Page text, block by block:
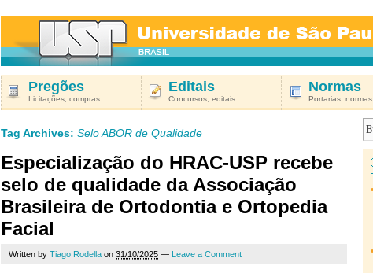
Pregões
Licitações, compras
Editais
Concursos, editais
Normas
Portarias, normas
Tag Archives: Selo ABOR de Qualidade
Especialização do HRAC-USP recebe
selo de qualidade da Associação
Brasileira de Ortodontia e Ortopedia
Facial
Written by Tiago Rodella on 31/10/2025 — Leave a Comment